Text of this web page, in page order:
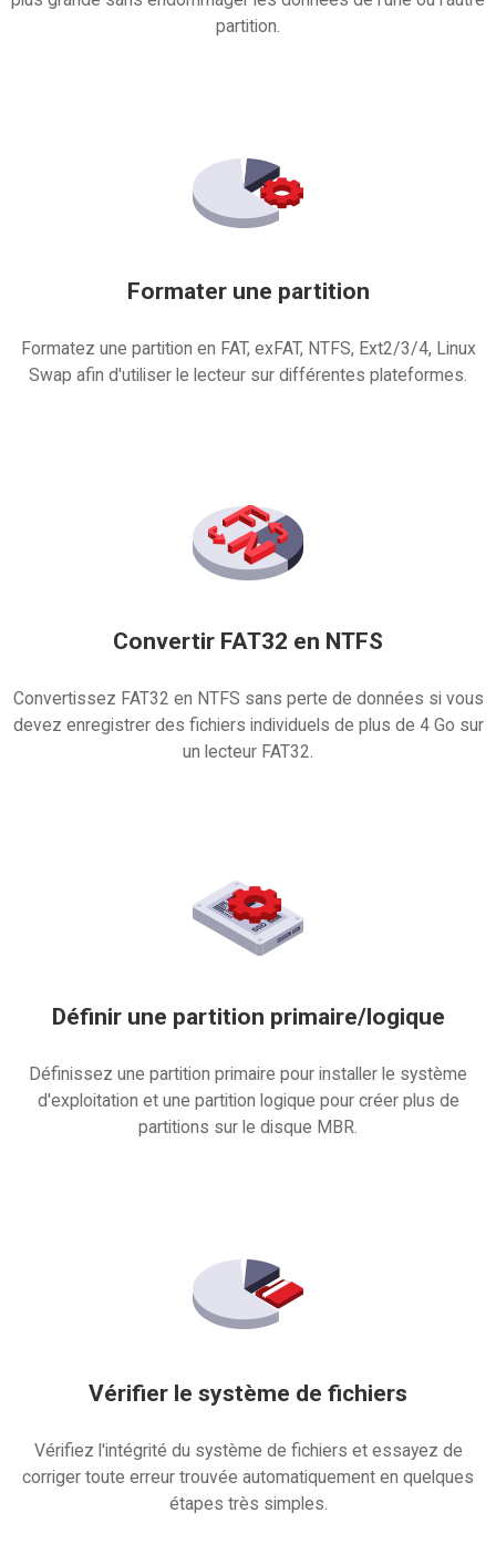
partition.
Formater une partition
Formatez une partition en FAT, exFAT, NTFS, Ext2/3/4, Linux
Swap afin d'utiliser le lecteur sur différentes plateformes.
Convertir FAT32 en NTFS
Convertissez FAT32 en NTFS sans perte de données si vous
devez enregistrer des fichiers individuels de plus de 4 Go sur
un lecteur FAT32.
Définir une partition primaire/logique
Définissez une partition primaire pour installer le système
d'exploitation et une partition logique pour créer plus de
partitions sur le disque MBR.
Vérifier le système de fichiers
Vérifiez l'intégrité du système de fichiers et essayez de
corriger toute erreur trouvée automatiquement en quelques
étapes très simples.